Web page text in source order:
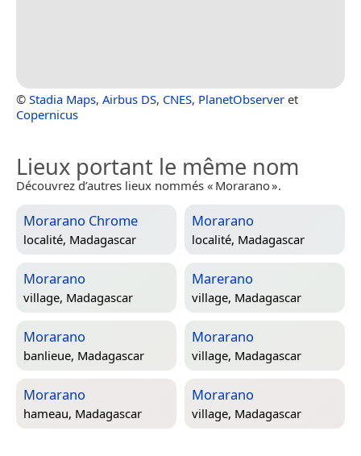
© Stadia Maps, Airbus DS, CNES, PlanetObserver et
Copernicus
Lieux portant le même nom
Découvrez d’autres lieux nommés « Morarano ».
Morarano Chrome
localité, Madagascar
Morarano
localité, Madagascar
Morarano
village, Madagascar
Marerano
village, Madagascar
Morarano
banlieue, Madagascar
Morarano
village, Madagascar
Morarano
hameau, Madagascar
Morarano
village, Madagascar